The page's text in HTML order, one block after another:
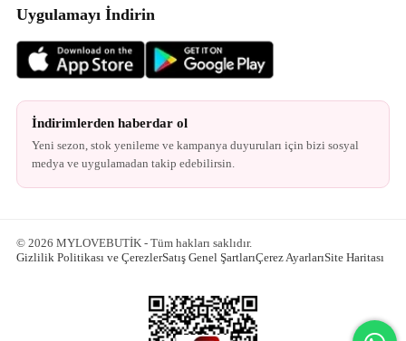
Uygulamayı İndirin
İndirimlerden haberdar ol
Yeni sezon, stok yenileme ve kampanya duyuruları için bizi sosyal
medya ve uygulamadan takip edebilirsin.
© 2026 MYLOVEBUTİK - Tüm hakları saklıdır.
Gizlilik Politikası ve ÇerezlerSatış Genel ŞartlarıÇerez AyarlarıSite Haritası